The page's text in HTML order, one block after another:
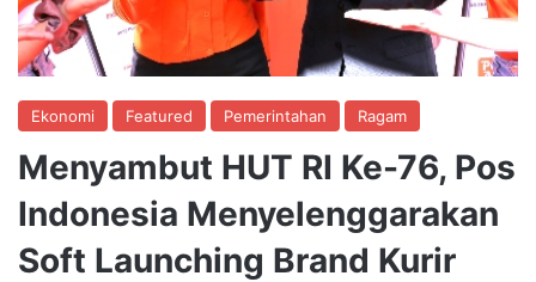
Ekonomi Featured Pemerintahan Ragam
Menyambut HUT RI Ke-76, Pos
Indonesia Menyelenggarakan
Soft Launching Brand Kurir